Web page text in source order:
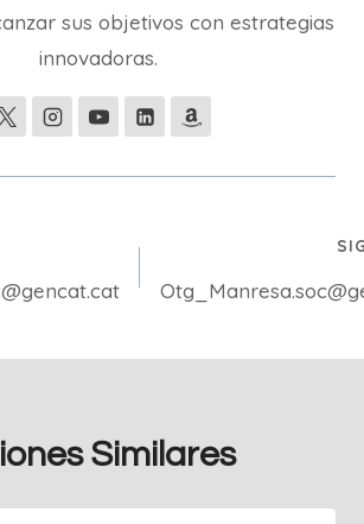
sus objetivos con estrategias
innovadoras.
Similares